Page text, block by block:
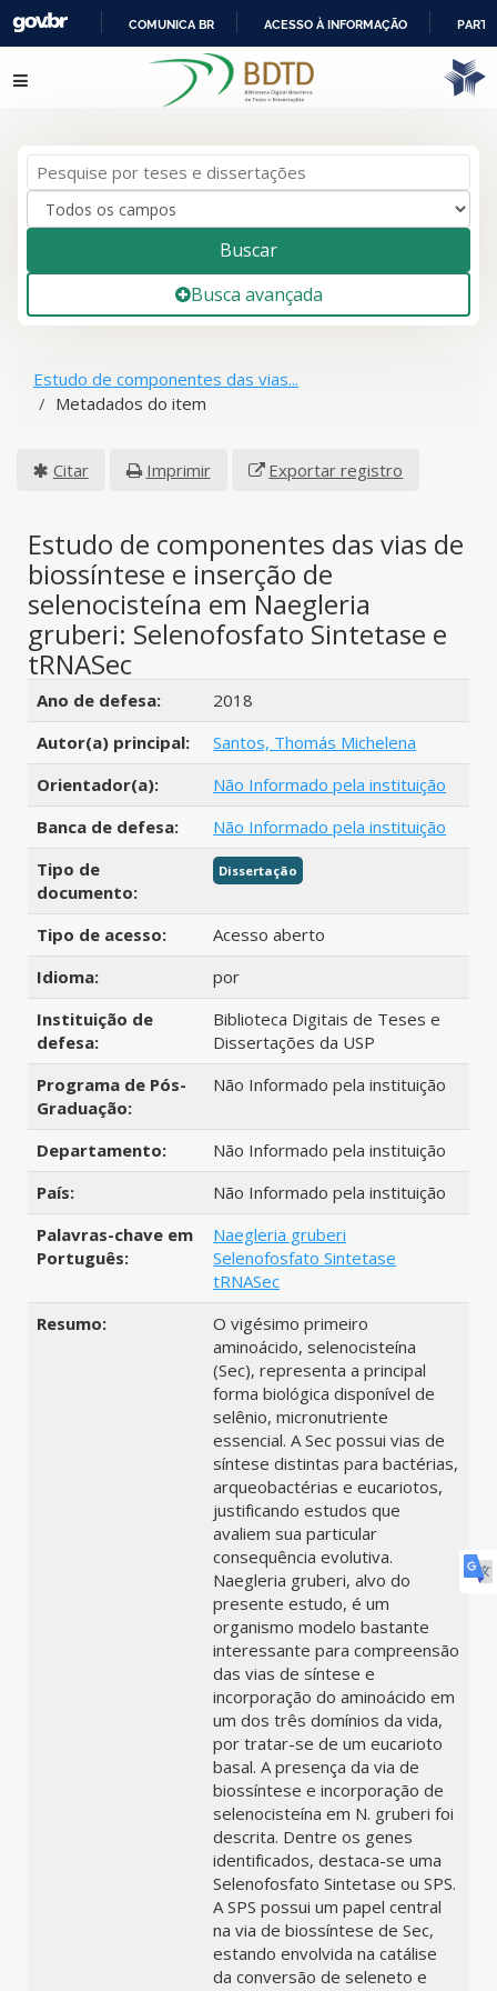
IR
PARA
COMUNICA BR ACESSO À INFORMAÇÃO
Pular para o conteúdo
Buscar
Busca avançada
Estudo de componentes das vias...
Metadados do item
Citar Imprimir Exportar registro
Estudo de componentes das vias de
biossíntese e inserção de
selenocisteína em Naegleria
gruberi: Selenofosfato Sintetase e
tRNASec
Detalhes bibliográficos
Ano de defesa:
2018
Autor(a) principal:
Santos, Thomás Michelena
Orientador(a):
Não Informado pela instituição
Banca de defesa:
Não Informado pela instituição
Tipo de
documento:
Dissertação
Tipo de acesso:
Acesso aberto
Idioma:
por
Instituição de
defesa:
Biblioteca Digitais de Teses e
Dissertações da USP
Programa de Pós-
Graduação:
Não Informado pela instituição
Departamento:
Não Informado pela instituição
País:
Não Informado pela instituição
Palavras-chave em
Português:
Naegleria gruberi
Selenofosfato Sintetase
tRNASec
Resumo:
O vigésimo primeiro
aminoácido, selenocisteína
(Sec), representa a principal
forma biológica disponível de
selênio, micronutriente
essencial. A Sec possui vias de
síntese distintas para bactérias,
arqueobactérias e eucariotos,
justificando estudos que
avaliem sua particular
consequência evolutiva.
Naegleria gruberi, alvo do
presente estudo, é um
organismo modelo bastante
interessante para compreensão
das vias de síntese e
incorporação do aminoácido em
um dos três domínios da vida,
por tratar-se de um eucarioto
basal. A presença da via de
biossíntese e incorporação de
selenocisteína em N. gruberi foi
descrita. Dentre os genes
identificados, destaca-se uma
Selenofosfato Sintetase ou SPS.
A SPS possui um papel central
na via de biossíntese de Sec,
estando envolvida na catálise
da conversão de seleneto e